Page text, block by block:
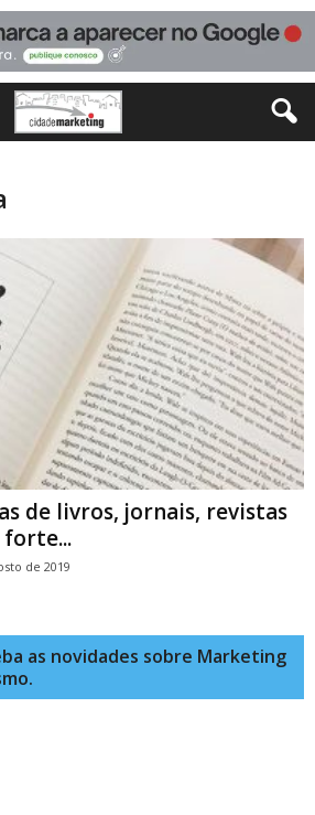
de livros, jornais, revistas
de 2019
as novidades sobre Marketing